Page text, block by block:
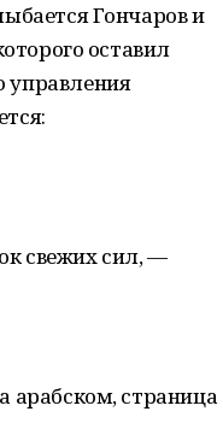
Гончаров и
оставил
управления
свежих сил, —
арабском, страница